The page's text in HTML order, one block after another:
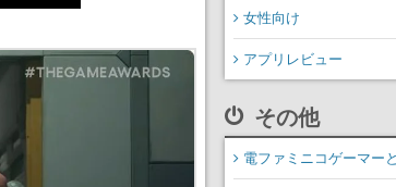
女性向け
アプリレビュー
その他
電ファミニコゲーマー